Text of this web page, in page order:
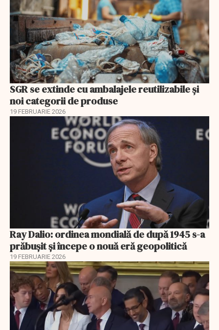
SGR se extinde cu ambalajele reutilizabile și
noi categorii de produse
19 FEBRUARIE 2026
Ray Dalio: ordinea mondială de după 1945 s-a
prăbușit și începe o nouă eră geopolitică
19 FEBRUARIE 2026